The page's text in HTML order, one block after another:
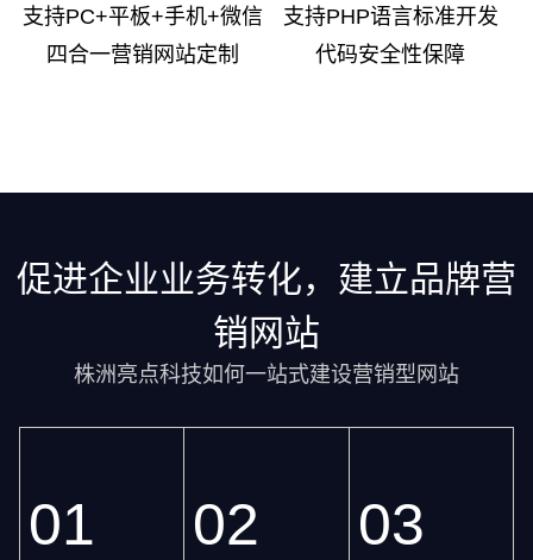
支持PC+平板+手机+微信
四合一营销网站定制
支持PHP语言标准开发
代码安全性保障
促进企业业务转化，建立品牌营
销网站
株洲亮点科技如何一站式建设营销型网站
01 02 03